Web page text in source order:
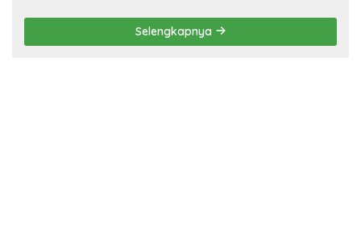
Selengkapnya